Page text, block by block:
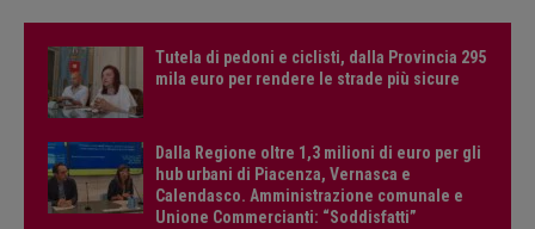
Tutela di pedoni e ciclisti, dalla Provincia 295
mila euro per rendere le strade più sicure
Dalla Regione oltre 1,3 milioni di euro per gli
hub urbani di Piacenza, Vernasca e
Calendasco. Amministrazione comunale e
Unione Commercianti: “Soddisfatti”